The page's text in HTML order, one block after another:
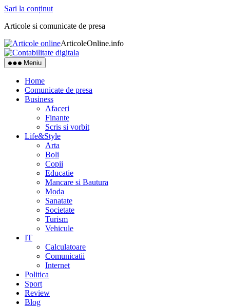
Sari la conținut
Articole si comunicate de presa
ArticoleOnline.info
Meniu
Home
Comunicate de presa
Business
Afaceri
Finante
Scris si vorbit
Life&Style
Arta
Boli
Copii
Educatie
Mancare si Bautura
Moda
Sanatate
Societate
Turism
Vehicule
IT
Calculatoare
Comunicatii
Internet
Politica
Sport
Review
Blog